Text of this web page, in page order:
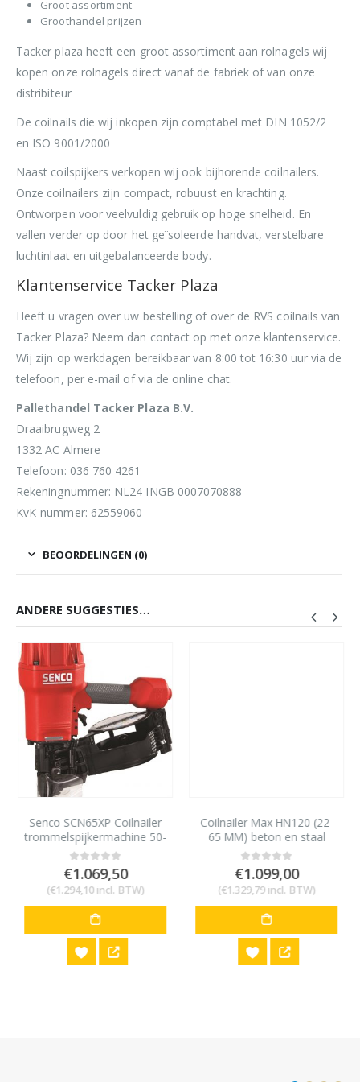
Groot assortiment
Groothandel prijzen
Tacker plaza heeft een groot assortiment aan rolnagels wij
kopen onze rolnagels direct vanaf de fabriek of van onze
distribiteur
De coilnails die wij inkopen zijn comptabel met DIN 1052/2
en ISO 9001/2000
Naast coilspijkers verkopen wij ook bijhorende coilnailers.
Onze coilnailers zijn compact, robuust en krachting.
Ontworpen voor veelvuldig gebruik op hoge snelheid. En
vallen verder op door het geïsoleerde handvat, verstelbare
luchtinlaat en uitgebalanceerde body.
Klantenservice Tacker Plaza
Heeft u vragen over uw bestelling of over de RVS coilnails van
Tacker Plaza? Neem dan contact op met onze klantenservice.
Wij zijn op werkdagen bereikbaar van 8:00 tot 16:30 uur via de
telefoon, per e-mail of via de online chat.
Pallethandel Tacker Plaza B.V.
Draaibrugweg 2
1332 AC Almere
Telefoon: 036 760 4261
Rekeningnummer: NL24 INGB 0007070888
KvK-nummer: 62559060
BEOORDELINGEN (0)
ANDERE SUGGESTIES…
Senco SCN65XP Coilnailer
trommelspijkermachine 50-
90mm
0 out of 5
€1.069,50
(€1.294,10incl. BTW)
Coilnailer Max HN120 (22-
65 MM) beton en staal
0 out of 5
€1.099,00
(€1.329,79incl. BTW)